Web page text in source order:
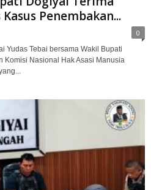
Penembakan...
0
Yudas Tebai bersama Wakil Bupati
Komisi Nasional Hak Asasi Manusia